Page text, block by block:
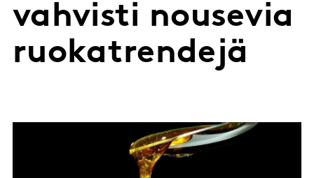
vahvisti nousevia
ruokatrendejä